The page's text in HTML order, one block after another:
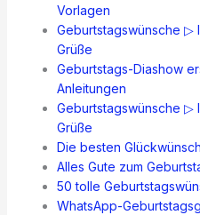
Vorlagen
Geburtstagswünsche ▷
Grüße
Geburtstags-Diashow
Anleitungen
Geburtstagswünsche ▷
Grüße
Die besten
Alles Gute zum
50 tolle
WhatsApp-